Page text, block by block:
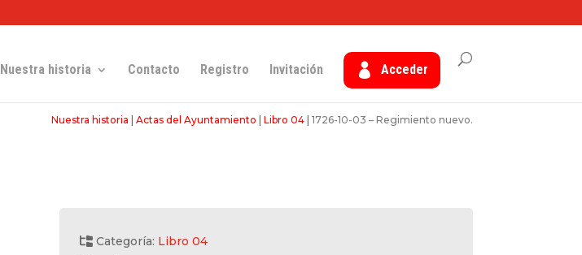
Nuestra historia Contacto Registro Invitación Acceder
Nuestra historia Actas del Ayuntamiento Libro 04| 1726-10-03 – Regimiento nuevo.
Categoría: Libro 04